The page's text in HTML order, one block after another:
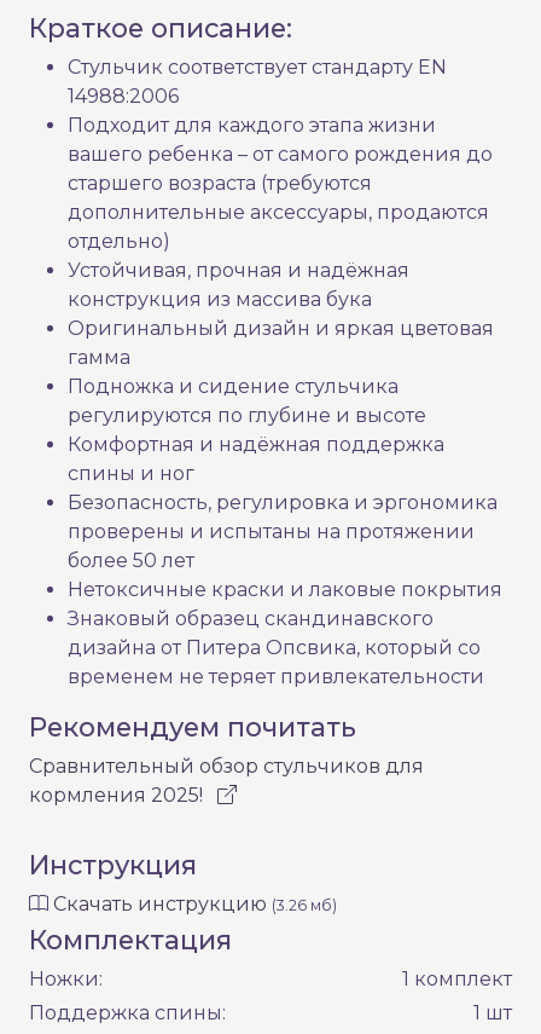
Краткое описание:
Стульчик соответствует стандарту EN
14988:2006
Подходит для каждого этапа жизни
вашего ребенка – от самого рождения до
старшего возраста (требуются
дополнительные аксессуары, продаются
отдельно)
Устойчивая, прочная и надёжная
конструкция из массива бука
Оригинальный дизайн и яркая цветовая
гамма
Подножка и сидение стульчика
регулируются по глубине и высоте
Комфортная и надёжная поддержка
спины и ног
Безопасность, регулировка и эргономика
проверены и испытаны на протяжении
более 50 лет
Нетоксичные краски и лаковые покрытия
Знаковый образец скандинавского
дизайна от Питера Опсвика, который со
временем не теряет привлекательности
Рекомендуем почитать
Сравнительный обзор стульчиков для
кормления 2025!
Инструкция
Скачать инструкцию (3.26 мб)
Комплектация
Ножки:
1 комплект
Поддержка спины:
1 шт